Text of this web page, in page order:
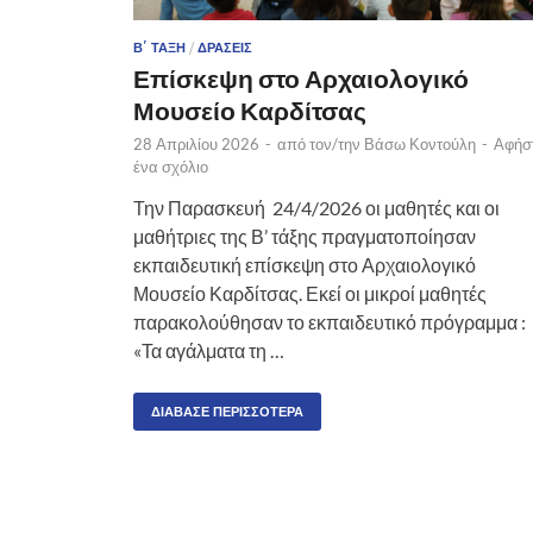
Β΄ ΤΆΞΗ / ΔΡΆΣΕΙΣ
Επίσκεψη στο Αρχαιολογικό
Μουσείο Καρδίτσας
28 Απριλίου 2026 - από τον/την Βάσω Κοντούλη -
ένα σχόλιο
Την Παρασκευή 24/4/2026 οι μαθητές και οι
μαθήτριες της Β’ τάξης πραγματοποίησαν
εκπαιδευτική επίσκεψη στο Αρχαιολογικό
Μουσείο Καρδίτσας. Εκεί οι μικροί μαθητές
παρακολούθησαν το εκπαιδευτικό πρόγραμμα :
«Τα αγάλματα τη …
ΔΙΆΒΑΣΕ ΠΕΡΙΣΣΌΤΕΡΑ